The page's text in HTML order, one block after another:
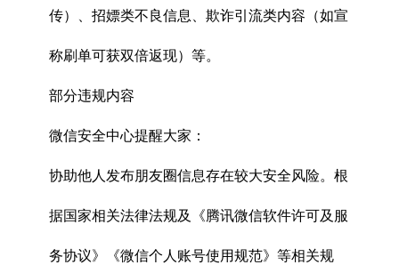
传）、招嫖类不良信息、欺诈引流类内容（如宣
称刷单可获双倍返现）等。
部分违规内容
微信安全中心提醒大家：
协助他人发布朋友圈信息存在较大安全风险。根
据国家相关法律法规及《腾讯微信软件许可及服
务协议》《微信个人账号使用规范》等相关规